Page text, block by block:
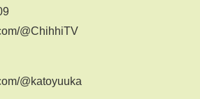
@ChihhiTV
@katoyuuka